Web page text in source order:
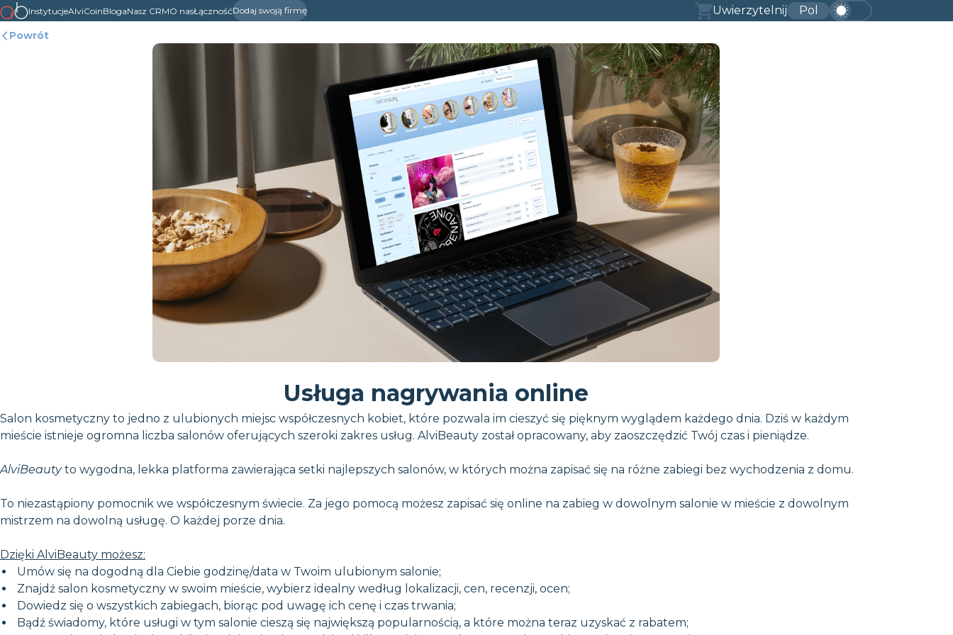
InstytucjeAlviCoinBlogaNasz CRMO nasŁącznośćDodaj swoją firmę Uwierzytelnij Pol
Powrót
Usługa nagrywania online
Salon kosmetyczny to jedno z ulubionych miejsc współczesnych kobiet, które pozwala im cieszyć się pięknym wyglądem każdego dnia. Dziś w każdym
mieście istnieje ogromna liczba salonów oferujących szeroki zakres usług. AlviBeauty został opracowany, aby zaoszczędzić Twój czas i pieniądze.
AlviBeautyto wygodna, lekka platforma zawierająca setki najlepszych salonów, w których można zapisać się na różne zabiegi bez wychodzenia z domu.
To niezastąpiony pomocnik we współczesnym świecie. Za jego pomocą możesz zapisać się online na zabieg w dowolnym salonie w mieście z dowolnym
mistrzem na dowolną usługę. O każdej porze dnia.
Dzięki AlviBeauty możesz:
Umów się na dogodną dla Ciebie godzinę/data w Twoim ulubionym salonie;
Znajdź salon kosmetyczny w swoim mieście, wybierz idealny według lokalizacji, cen, recenzji, ocen;
Dowiedz się o wszystkich zabiegach, biorąc pod uwagę ich cenę i czas trwania;
Bądź świadomy, które usługi w tym salonie cieszą się największą popularnością, a które można teraz uzyskać z rabatem;